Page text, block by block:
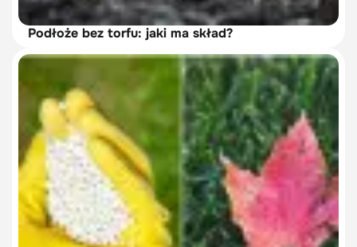
Podłoże bez torfu: jaki ma skład?